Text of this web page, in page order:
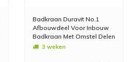
Badkraan Duravit No.1
Afbouwdeel Voor Inbouw
Badkraan Met Omstel Delen
Inclusief Inbouwdeel
3 weken